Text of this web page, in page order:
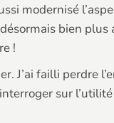
modernisé
bien plus
!
J’ai failli perdre
sur